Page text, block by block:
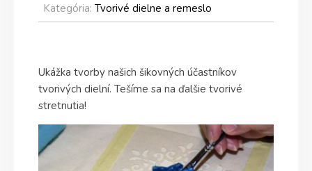
Kategória: Tvorivé dielne a remeslo
Ukážka tvorby našich šikovných účastníkov
tvorivých dielní. Tešíme sa na ďalšie tvorivé
stretnutia!